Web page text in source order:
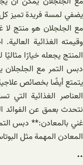
يضفي لمسة فريدة تميز
مع الجلجلان هو منتج لا
وقيمته الغذائية
المنتج يجعله خيارًا
دبس التمر مع الجلجلان
يتمتع أيضًا بخصائص
العناصر الغذائية التي
غني بالمعادن:** دبس
المعادن المهمة مثل
..